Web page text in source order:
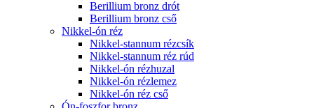
Berillium bronz drót
Berillium bronz cső
Nikkel-ón réz
Nikkel-stannum rézcsík
Nikkel-stannum réz rúd
Nikkel-ón rézhuzal
Nikkel-ón rézlemez
Nikkel-ón réz cső